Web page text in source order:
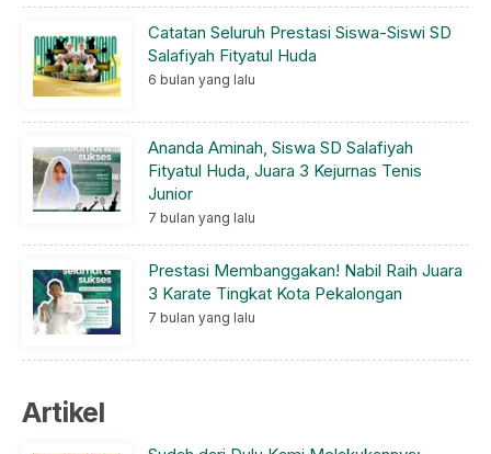
Catatan Seluruh Prestasi Siswa-Siswi SD
Salafiyah Fityatul Huda
6 bulan yang lalu
Ananda Aminah, Siswa SD Salafiyah
Fityatul Huda, Juara 3 Kejurnas Tenis
Junior
7 bulan yang lalu
Prestasi Membanggakan! Nabil Raih Juara
3 Karate Tingkat Kota Pekalongan
7 bulan yang lalu
Artikel